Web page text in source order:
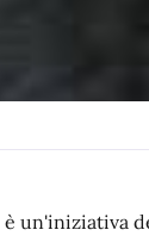
è un'iniziativa